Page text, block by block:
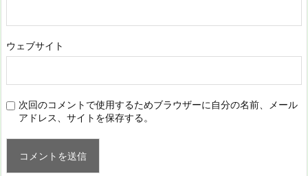
ウェブサイト
次回のコメントで使用するためブラウザーに自分の名前、メール
アドレス、サイトを保存する。